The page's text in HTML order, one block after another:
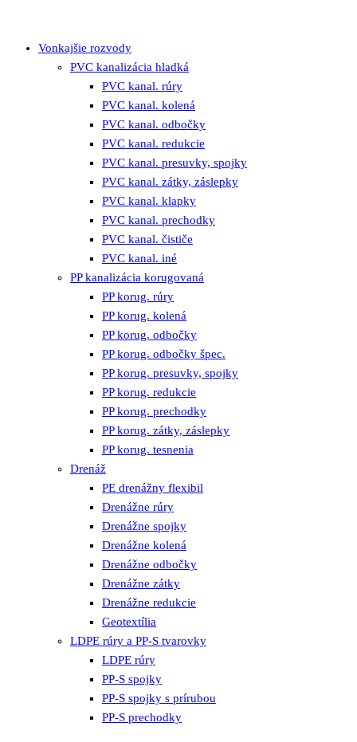
Vonkajšie rozvody
PVC kanalizácia hladká
PVC kanal. rúry
PVC kanal. kolená
PVC kanal. odbočky
PVC kanal. redukcie
PVC kanal. presuvky, spojky
PVC kanal. zátky, záslepky
PVC kanal. klapky
PVC kanal. prechodky
PVC kanal. čističe
PVC kanal. iné
PP kanalizácia korugovaná
PP korug. rúry
PP korug. kolená
PP korug. odbočky
PP korug. odbočky špec.
PP korug. presuvky, spojky
PP korug. redukcie
PP korug. prechodky
PP korug. zátky, záslepky
PP korug. tesnenia
Drenáž
PE drenážny flexibil
Drenážne rúry
Drenážne spojky
Drenážne kolená
Drenážne odbočky
Drenážne zátky
Drenážne redukcie
Geotextília
LDPE rúry a PP-S tvarovky
LDPE rúry
PP-S spojky
PP-S spojky s prírubou
PP-S prechodky